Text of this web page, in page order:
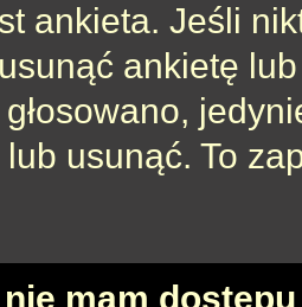
ankieta. Jeśli
ankietę
usunąć. To
mam dostępu